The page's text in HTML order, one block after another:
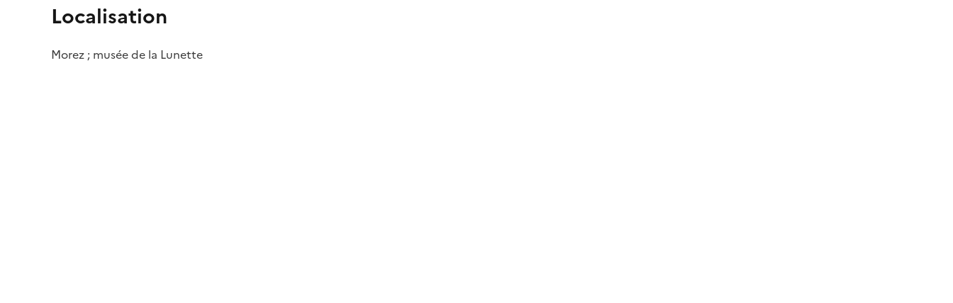
Localisation
Morez ; musée de la Lunette